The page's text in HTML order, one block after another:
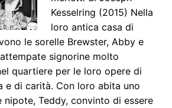
Kesselring (2015) Nella
loro antica casa di
le sorelle Brewster, Abby e
signorine molto
quartiere per le loro opere di
e di carità. Con loro abita uno
nipote, Teddy, convinto di essere